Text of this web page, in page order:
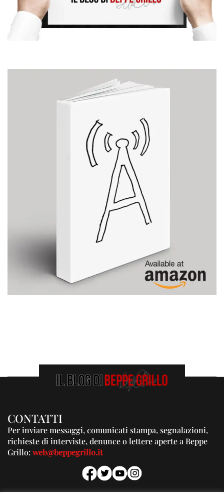
CONTATTI
Per inviare messaggi, comunicati stampa, segnalazioni,
richieste di interviste, denunce o lettere aperte a Beppe
Grillo:web@beppegrillo.it